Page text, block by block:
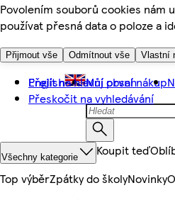
Povolením souborů cookies nám
používat přesná data o poloze a
Přijmout vše Odmítnout vše Vlastní
Přejít na hlavní obsah
Přeskočit na vyhledávání
English Můj první nákup
Všechny kategorie Koupit teď
Top výběrZpátky do školyNovinky